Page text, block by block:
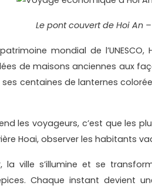
Le pont couvert de Hoi An
mondial de
de maisons anciennes aux
ses centaines de lanternes
les voyageurs, c’est que les
Hoai, observer les habitants
la ville s’illumine et se
Chaque instant devient